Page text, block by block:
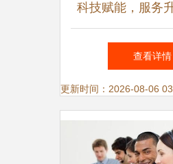
科技赋能，服务
站式汽车与通讯集
态
查看详情
更新时间：2026-08-06